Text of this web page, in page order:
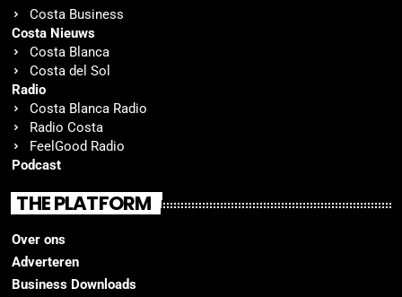
Costa Business
Costa Nieuws
Costa Blanca
Costa del Sol
Radio
Costa Blanca Radio
Radio Costa
FeelGood Radio
Podcast
THE PLATFORM
Over ons
Adverteren
Business Downloads